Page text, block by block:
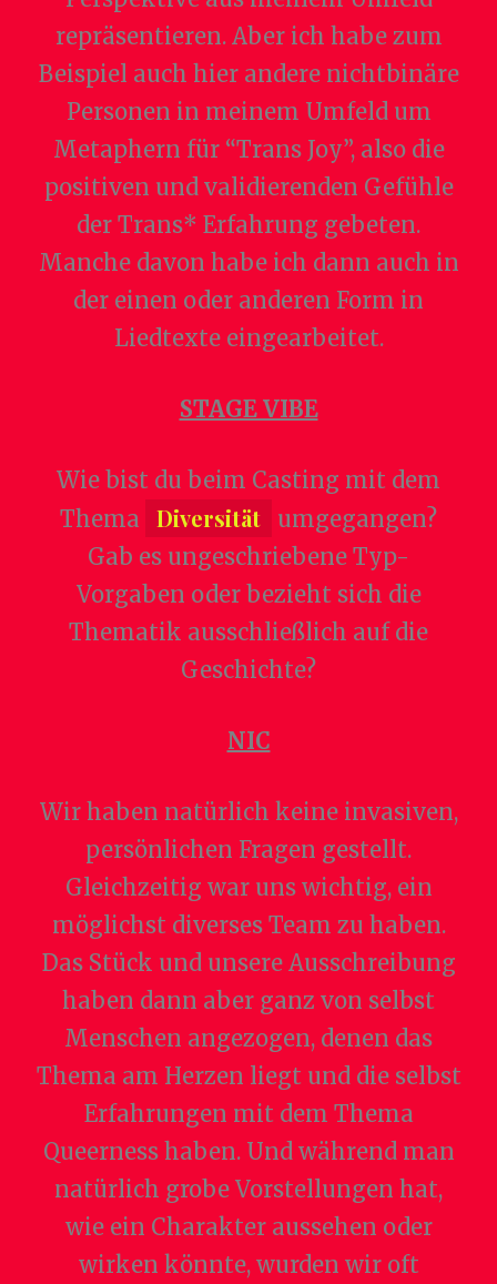
repräsentieren. Aber ich habe zum
Beispiel auch hier andere nichtbinäre
Personen in meinem Umfeld um
Metaphern für “Trans Joy”, also die
positiven und validierenden Gefühle
der Trans* Erfahrung gebeten.
Manche davon habe ich dann auch in
der einen oder anderen Form in
Liedtexte eingearbeitet.
STAGE VIBE
Wie bist du beim Casting mit dem
Thema
Diversität
umgegangen?
Gab es ungeschriebene Typ-
Vorgaben oder bezieht sich die
Thematik ausschließlich auf die
Geschichte?
NIC
Wir haben natürlich keine invasiven,
persönlichen Fragen gestellt.
Gleichzeitig war uns wichtig, ein
möglichst diverses Team zu haben.
Das Stück und unsere Ausschreibung
haben dann aber ganz von selbst
Menschen angezogen, denen das
Thema am Herzen liegt und die selbst
Erfahrungen mit dem Thema
Queerness haben. Und während man
natürlich grobe Vorstellungen hat,
wie ein Charakter aussehen oder
wirken könnte, wurden wir oft